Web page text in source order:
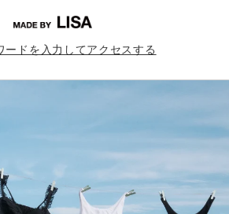
ードを入力してアクセスする